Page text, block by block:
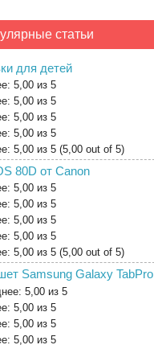
статьи
для детей
(5,00 out of 5)
80D от Canon
(5,00 out of 5)
Samsung Galaxy TabPro